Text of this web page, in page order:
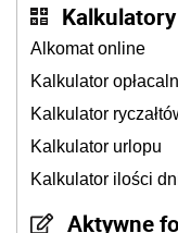
Kalkulatory
Alkomat online
Kalkulator
Kalkulator
Kalkulator urlopu
Kalkulator ilości
Aktywne